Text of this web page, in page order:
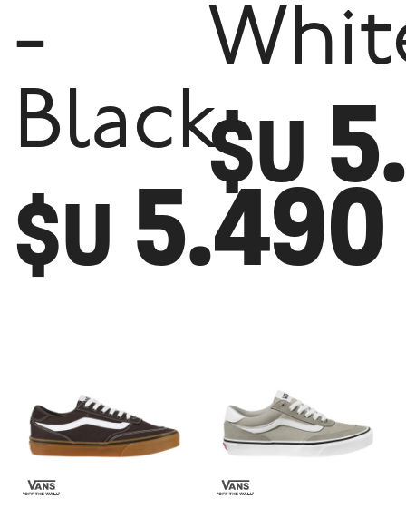
-
Black
$U 5.490
$U